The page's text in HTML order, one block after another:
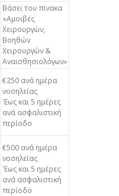
Βάσει του πίνακα
«Αμοιβές
Χειρουργών,
Βοηθών
Χειρουργών &
Αναισθησιολόγων»
€250 ανά ημέρα
νοσηλείας
Έως και 5 ημέρες
ανά ασφαλιστική
περίοδο
€500 ανά ημέρα
νοσηλείας
Έως και 5 ημέρες
ανά ασφαλιστική
περίοδο